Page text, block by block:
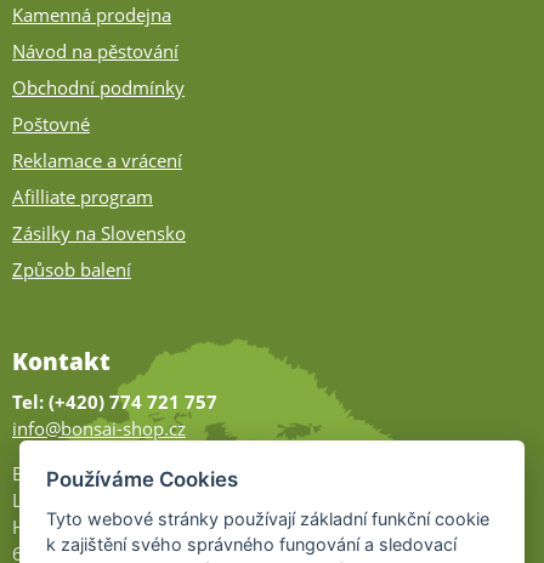
Kamenná prodejna
Návod na pěstování
Obchodní podmínky
Poštovné
Reklamace a vrácení
Afilliate program
Zásilky na Slovensko
Způsob balení
Kontakt
Tel: (+420) 774 721 757
info@bonsai-shop.cz
Bonsai-shop
Legionářů 2
Hodonín
695 01
Používáme Cookies
Tyto webové stránky používají základní funkční cookie
k zajištění svého správného fungování a sledovací